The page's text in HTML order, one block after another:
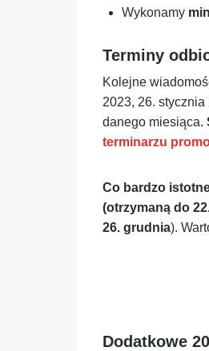
Wykonamy
Terminy
Kolejne
2023, 26.
danego miesiąca.
terminarzu
Co bardzo
(otrzymaną do
26. grudnia).
Dodatkowe